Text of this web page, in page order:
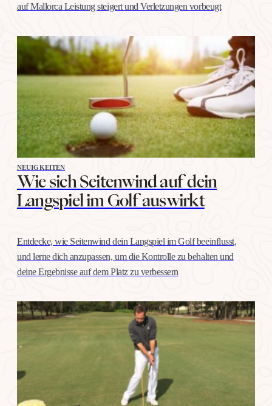
auf Mallorca Leistung steigert und Verletzungen vorbeugt
NEUIGKEITEN
Wie sich Seitenwind auf dein
Langspiel im Golf auswirkt
Entdecke, wie Seitenwind dein Langspiel im Golf beeinflusst,
und lerne dich anzupassen, um die Kontrolle zu behalten und
deine Ergebnisse auf dem Platz zu verbessern